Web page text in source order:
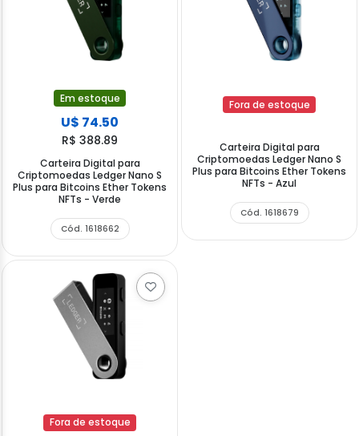
Em estoque
U$ 74.50
R$ 388.89
Carteira Digital para
Criptomoedas Ledger Nano S
Plus para Bitcoins Ether Tokens
NFTs - Verde
Cód. 1618662
Fora de estoque
Carteira Digital para
Criptomoedas Ledger Nano S
Plus para Bitcoins Ether Tokens
NFTs - Azul
Cód. 1618679
Fora de estoque